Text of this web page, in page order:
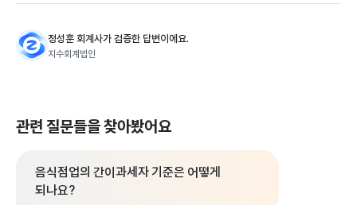
정성훈 회계사가 검증한 답변이에요.
지수회계법인
관련 질문들을 찾아봤어요
음식점업의 간이과세자 기준은 어떻게
되나요?